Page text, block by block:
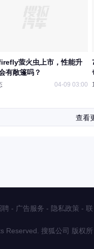
萤火虫上市，性能升
有敞篷吗？
04-09 03:00
查看
聘 - 广告服务 - 隐私政策 - 联
Reserved. 搜狐公司 版权所